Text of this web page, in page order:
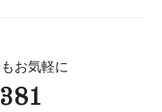
お気軽に